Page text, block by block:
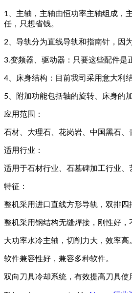
1、主轴，主轴由恒功率主轴组成，
任，只想省钱。
2、导轨分为直线导轨和指南针，因
3.变频器、驱动器：只要这些配件是
4、床身结构：目前我司采用意大利
5、附加功能包括轴的旋转、床身的
应用范围：
石材、大理石、花岗岩、中国黑石
适用行业：
适用于石材行业、石墓碑加工行业、
特征：
整机采用进口直线方形导轨，双排四
整机采用钢结构无缝焊接，刚性好，
大功率水冷主轴，切削力大，效率高
软件兼容性好，兼容多种软件。
双向刀具冷却系统，有效提高刀具使